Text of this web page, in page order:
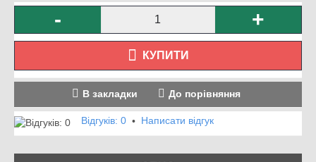
- +
КУПИТИ
В закладки До порівняння
Відгуків: 0 • Написати відгук